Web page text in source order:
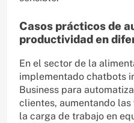
Casos prácticos de
productividad en
En el sector de la
implementado chatbots
Business para
clientes, aumentando
la carga de trabajo en